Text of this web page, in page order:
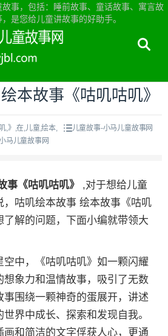
事，包括：睡前故事、童话故事、寓言故
是您给儿童讲故事的好助手。
首页>儿童故事
本故事《咕叽咕叽》
,》,在,儿童,绘本,
儿童故事-小马儿童故事网
马儿童故事网
事《咕叽咕叽》 ,对于想给儿童
，咕叽绘本故事 绘本故事《咕叽
了解的问题，下面小编就带领大
中，《咕叽咕叽》如一颗闪耀
想象力和温情故事，吸引了无数
围绕一颗神奇的蛋展开，讲述
界中成长、探索和发现自我。
和简洁的文字俘获人心，更通